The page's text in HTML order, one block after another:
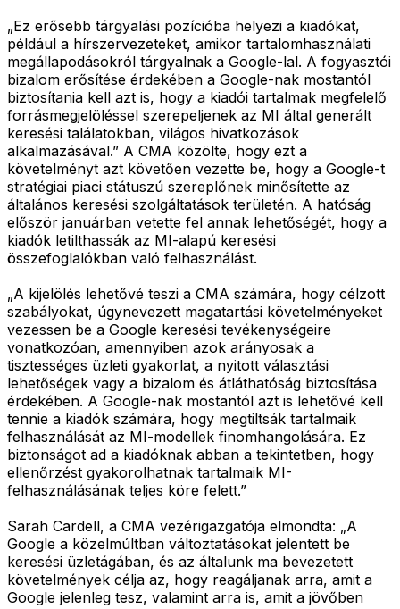
„Ez erősebb tárgyalási pozícióba helyezi a kiadókat,
például a hírszervezeteket, amikor tartalomhasználati
megállapodásokról tárgyalnak a Google-lal. A fogyasztói
bizalom erősítése érdekében a Google-nak mostantól
biztosítania kell azt is, hogy a kiadói tartalmak megfelelő
forrásmegjelöléssel szerepeljenek az MI által generált
keresési találatokban, világos hivatkozások
alkalmazásával.” A CMA közölte, hogy ezt a
követelményt azt követően vezette be, hogy a Google-t
stratégiai piaci státuszú szereplőnek minősítette az
általános keresési szolgáltatások területén. A hatóság
először januárban vetette fel annak lehetőségét, hogy a
kiadók letilthassák az MI-alapú keresési
összefoglalókban való felhasználást.
„A kijelölés lehetővé teszi a CMA számára, hogy célzott
szabályokat, úgynevezett magatartási követelményeket
vezessen be a Google keresési tevékenységeire
vonatkozóan, amennyiben azok arányosak a
tisztességes üzleti gyakorlat, a nyitott választási
lehetőségek vagy a bizalom és átláthatóság biztosítása
érdekében. A Google-nak mostantól azt is lehetővé kell
tennie a kiadók számára, hogy megtiltsák tartalmaik
felhasználását az MI-modellek finomhangolására. Ez
biztonságot ad a kiadóknak abban a tekintetben, hogy
ellenőrzést gyakorolhatnak tartalmaik MI-
felhasználásának teljes köre felett.”
Sarah Cardell, a CMA vezérigazgatója elmondta: „A
Google a közelmúltban változtatásokat jelentett be
keresési üzletágában, és az általunk ma bevezetett
követelmények célja az, hogy reagáljanak arra, amit a
Google jelenleg tesz, valamint arra is, amit a jövőben